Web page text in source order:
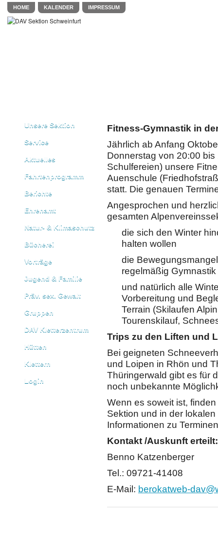
HOME KALENDER IMPRESSUM
Unsere Sektion
Service
Aktuelles
Fahrtenprogramm
Berichte
Ehrenamt
Natur- & Klimaschutz
Bücherei
Vorträge
Jugend & Familie
Präv. sex. Gewalt
Gruppen
DAV Kletterzentrum
Hütten
Klettern
Login
Fitness-Gymnastik in
Jährlich ab Anfang
Donnerstag von 20:00
Schulfereien) unsere
Auenschule
statt. Die genauen
Angesprochen und
gesamten
die sich den Winter
halten wollen
die
regelmäßig
und natürlich alle
Vorbereitung und
Terrain (Skilaufen
Tourenskilauf,
Trips zu den Liften und
Bei geigneten
und Loipen in Rhön und
Thüringerwald gibt es für
noch unbekannte
Wenn es soweit ist,
Sektion und in der
Informationen zu
Kontakt /Auskunft erteilt:
Benno Katzenberger
Tel.: 09721-41408
E-Mail: berokatweb-